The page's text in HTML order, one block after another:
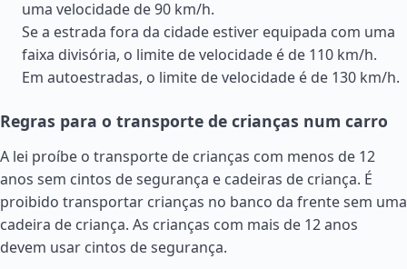
uma velocidade de 90 km/h.
Se a estrada fora da cidade estiver equipada com uma
faixa divisória, o limite de velocidade é de 110 km/h.
Em autoestradas, o limite de velocidade é de 130 km/h.
Regras para o transporte de crianças num carro
A lei proíbe o transporte de crianças com menos de 12
anos sem cintos de segurança e cadeiras de criança. É
proibido transportar crianças no banco da frente sem uma
cadeira de criança. As crianças com mais de 12 anos
devem usar cintos de segurança.